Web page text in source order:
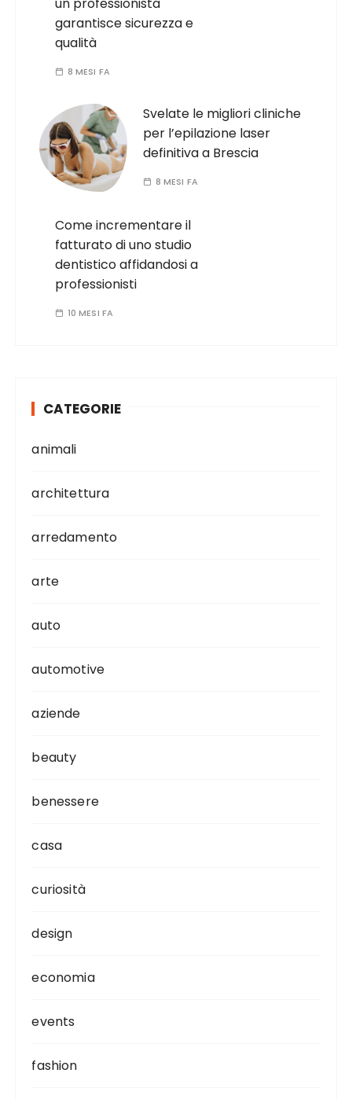
garantisce sicurezza e
qualità
8 MESI FA
Svelate le migliori cliniche
per l’epilazione laser
definitiva a Brescia
8 MESI FA
Come incrementare il
fatturato di uno studio
dentistico affidandosi a
professionisti
10 MESI FA
CATEGORIE
animali
architettura
arredamento
arte
auto
automotive
aziende
beauty
benessere
casa
curiosità
design
economia
events
fashion